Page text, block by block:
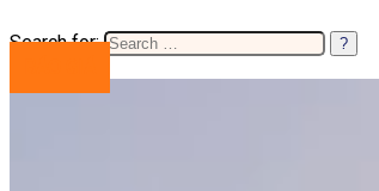
Search for: